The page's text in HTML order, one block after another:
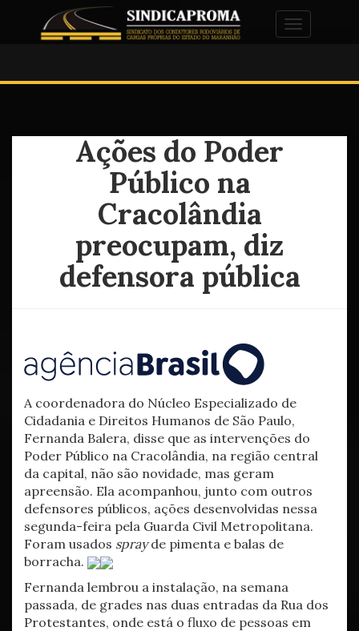
Alternar
Ações do Poder
Público na
Cracolândia
preocupam, diz
defensora pública
A coordenadora do Núcleo Especializado de
Cidadania e Direitos Humanos de São Paulo,
Fernanda Balera, disse que as intervenções do
Poder Público na Cracolândia, na região central
da capital, não são novidade, mas geram
apreensão. Ela acompanhou, junto com outros
defensores públicos, ações desenvolvidas nessa
segunda-feira pela Guarda Civil Metropolitana.
Foram usados sprayde pimenta e balas de
borracha.
Fernanda lembrou a instalação, na semana
passada, de grades nas duas entradas da Rua dos
Protestantes, onde está o fluxo de pessoas em